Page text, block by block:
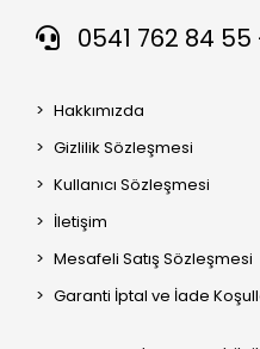
0541 762 84 55
Hakkımızda
Gizlilik Sözleşmesi
Kullanıcı Sözleşmesi
İletişim
Mesafeli Satış Sözleşmesi
Garanti İptal ve İade